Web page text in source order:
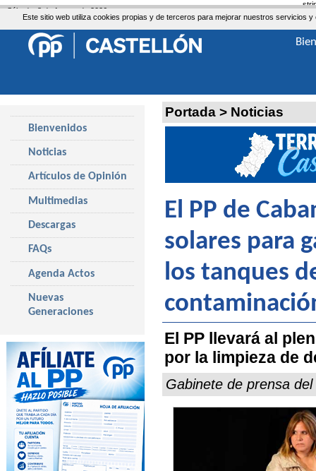
Este sitio web utiliza cookies propias y de terceros para mejorar nuestros servicios
Portada > Noticias
El PP de
solares para
los tanques
El PP llevará al
por la limpieza de
Gabinete de prensa
Bienvenidos
Noticias
Artículos de Opinión
Multimedias
Descargas
FAQs
Agenda Actos
Nuevas
Generaciones
Sábado, 8 de Agosto de 2026